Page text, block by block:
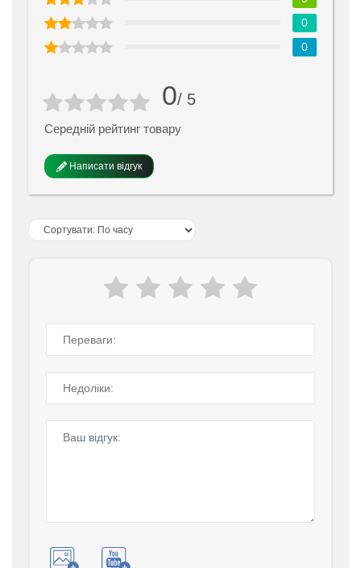
0/ 5
Середній рейтинг товару
Написати відгук
0
0